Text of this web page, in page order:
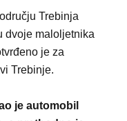
Trebinja
dvoje maloljetnika
je za
Trebinje.
je automobil